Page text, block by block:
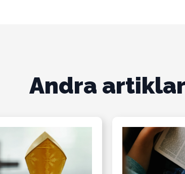
Andra